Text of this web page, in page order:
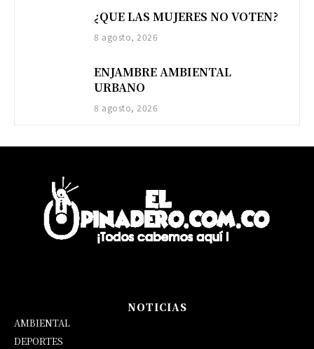
¿QUE LAS MUJERES NO VOTEN?
8 agosto, 2026
ENJAMBRE AMBIENTAL
URBANO
8 agosto, 2026
NOTICIAS
AMBIENTAL
DEPORTES